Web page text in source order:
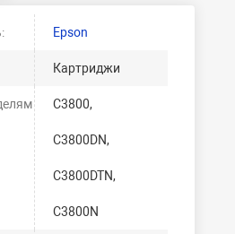
Epson
Картриджи
C3800,
C3800DN,
C3800DTN,
C3800N